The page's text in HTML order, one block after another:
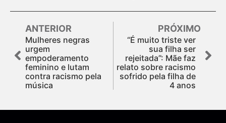
ANTERIOR
Mulheres negras
urgem
empoderamento
feminino e lutam
contra racismo pela
música
PRÓXIMO
“É muito triste ver
sua filha ser
rejeitada”: Mãe faz
relato sobre racismo
sofrido pela filha de
4 anos